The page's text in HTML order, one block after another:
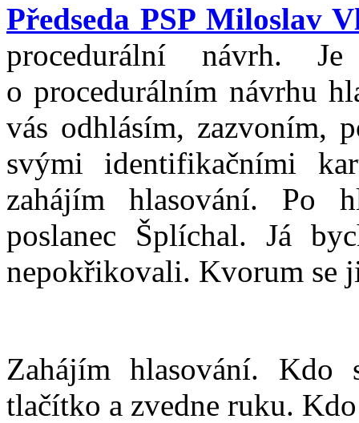
Předseda PSP Miloslav
procedurální návrh.
o procedurálním návrhu
vás odhlásím, zazvoním,
svými identifikačními
zahájím hlasování. Po
poslanec Šplíchal. Já
nepokřikovali. Kvorum se
Zahájím hlasování. Kdo
tlačítko a zvedne ruku.